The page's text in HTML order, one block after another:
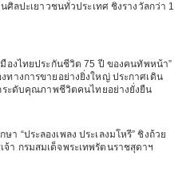
ศิลปะเยาวชนทั่วประเทศ ชิงรางวัลกว่า 1
มืองไทยประกันชีวิต 75 ปี ของคนทัพหน้า”
ทางการขายอย่างยิ่งใหญ่ ประกาศเดิน
ระดับคุณภาพชีวิตคนไทยอย่างยั่งยืน
“ประลองเพลง ประเลงมโหรี” ชิงถ้วย
า กรมสมเด็จพระเทพรัตนราชสุดาฯ